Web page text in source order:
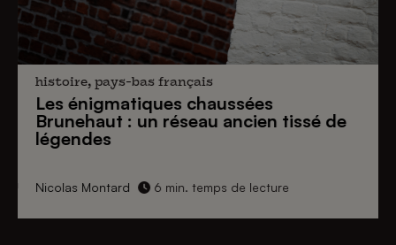
histoire, pays-bas français
Les énigmatiques chaussées
Brunehaut : un réseau ancien tissé de
légendes
Nicolas Montard 6 min. temps de lecture